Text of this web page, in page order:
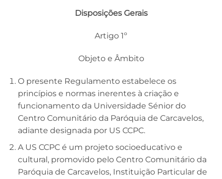
Disposições Gerais
Artigo 1º
Objeto e Âmbito
O presente Regulamento estabelece os
princípios e normas inerentes à criação e
funcionamento da Universidade Sénior do
Centro Comunitário da Paróquia de Carcavelos,
adiante designada por US CCPC.
A US CCPC é um projeto socioeducativo e
cultural, promovido pelo Centro Comunitário da
Paróquia de Carcavelos, Instituição Particular de